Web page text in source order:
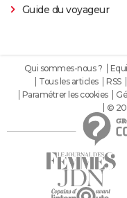
Guide du voyageur
Qui sommes-nous ?
Tous les articles
RSS
Paramétrer les cookies
©